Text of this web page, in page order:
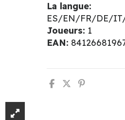
La langue:
ES/EN/FR/DE/
Joueurs: 1
EAN: